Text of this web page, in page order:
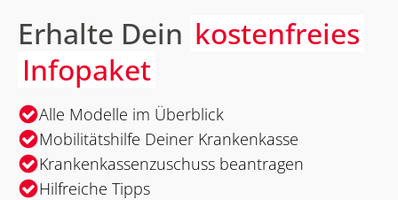
Erhalte Dein kostenfreies
Infopaket
Alle Modelle im Überblick
Mobilitätshilfe Deiner Krankenkasse
Krankenkassenzuschuss beantragen
Hilfreiche Tipps